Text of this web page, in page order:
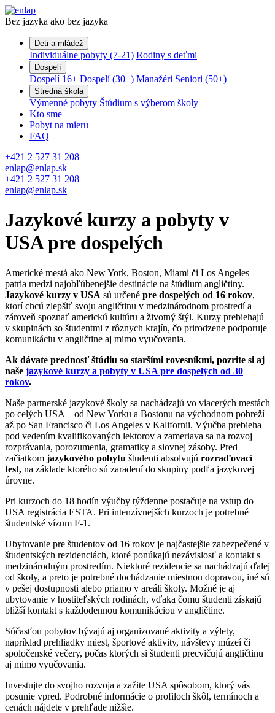
Bez jazyka ako bez jazyka
Deti a mládež
Individuálne pobyty (7-21) Rodiny s deťmi
Dospelí
Dospelí 16+ Dospelí (30+) Manažéri Seniori (50+)
Stredná škola
Výmenné pobyty Štúdium s výberom školy
Kto sme
Pobyt na mieru
FAQ
+421 2 527 31 208
enlap@enlap.sk
+421 2 527 31 208
enlap@enlap.sk
Jazykové kurzy a pobyty v
USA pre dospelých
Americké mestá ako New York, Boston, Miami či Los Angeles
patria medzi najobľúbenejšie destinácie na štúdium angličtiny.
Jazykové kurzy v USA sú určené pre dospelých od 16 rokov,
ktorí chcú zlepšiť svoju angličtinu v medzinárodnom prostredí a
zároveň spoznať americkú kultúru a životný štýl. Kurzy prebiehajú
v skupinách so študentmi z rôznych krajín, čo prirodzene podporuje
komunikáciu v angličtine aj mimo vyučovania.
Ak dávate prednosť štúdiu so staršími rovesníkmi, pozrite si aj
naše jazykové kurzy a pobyty v USA pre dospelých od 30
rokov.
Naše partnerské jazykové školy sa nachádzajú vo viacerých mestách
po celých USA – od New Yorku a Bostonu na východnom pobreží
až po San Francisco či Los Angeles v Kalifornii. Výučba prebieha
pod vedením kvalifikovaných lektorov a zameriava sa na rozvoj
rozprávania, porozumenia, gramatiky a slovnej zásoby. Pred
začiatkom jazykového pobytu študenti absolvujú rozraďovací
test, na základe ktorého sú zaradení do skupiny podľa jazykovej
úrovne.
Pri kurzoch do 18 hodín výučby týždenne postačuje na vstup do
USA registrácia ESTA. Pri intenzívnejších kurzoch je potrebné
študentské vízum F-1.
Ubytovanie pre študentov od 16 rokov je najčastejšie zabezpečené v
študentských rezidenciách, ktoré ponúkajú nezávislosť a kontakt s
medzinárodným prostredím. Niektoré rezidencie sa nachádzajú ďalej
od školy, a preto je potrebné dochádzanie miestnou dopravou, iné sú
v pešej dostupnosti alebo priamo v areáli školy. Možné je aj
ubytovanie v hostiteľských rodinách, vďaka čomu študenti získajú
bližší kontakt s každodennou komunikáciou v angličtine.
Súčasťou pobytov bývajú aj organizované aktivity a výlety,
napríklad prehliadky miest, športové aktivity, návštevy múzeí či
spoločenské večery, počas ktorých si študenti precvičujú angličtinu
aj mimo vyučovania.
Investujte do svojho rozvoja a zažite USA spôsobom, ktorý vás
posunie vpred. Podrobné informácie o profiloch škôl, termínoch a
cenách nájdete v prehľade nižšie.